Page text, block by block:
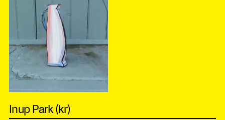
Inup Park (kr)